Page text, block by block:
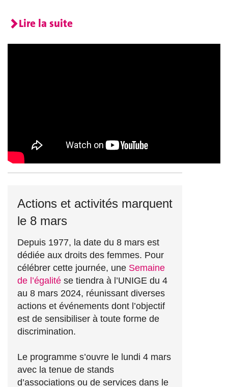
Lire la suite
Actions et activités marquent
le 8 mars
Depuis 1977, la date du 8 mars est
dédiée aux droits des femmes. Pour
célébrer cette journée, une Semaine
de l’égalité se tiendra à l’UNIGE du 4
au 8 mars 2024, réunissant diverses
actions et événements dont l’objectif
est de sensibiliser à toute forme de
discrimination.
Le programme s’ouvre le lundi 4 mars
avec la tenue de stands
d’associations ou de services dans le